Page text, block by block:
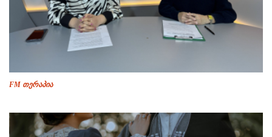
FM თერაპია